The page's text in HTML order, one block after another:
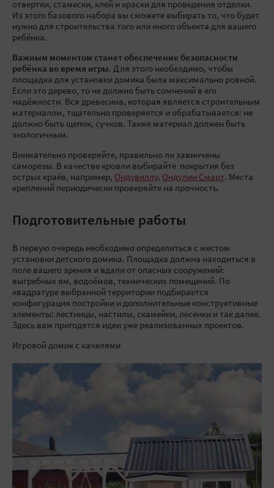
отвертки, стамески, клей и краски для проведения отделки.
Из этого базового набора вы сможете выбирать то, что будет
нужно для строительства того или иного объекта для вашего
ребёнка.
Важным моментом станет обеспечение безопасности
ребёнка во время игры. Для этого необходимо, чтобы
площадка для установки домика была максимально ровной.
Если это дерево, то не должно быть сомнений в его
надёжности. Вся древесина, которая является строительным
материалом, тщательно проверяется и обрабатывается: не
должно быть щепок, сучков. Также материал должен быть
экологичным.
Внимательно проверяйте, правильно ли завинчены
саморезы. В качестве кровли выбирайте покрытия без
острых краёв, например, Ондувиллу, Ондулин Смарт. Места
креплений периодически проверяйте на прочность.
Подготовительные работы
В первую очередь необходимо определиться с местом
установки детского домика. Площадка должна находиться в
поле вашего зрения и вдали от опасных сооружений:
выгребных ям, водоёмов, технических помещений. По
квадратуре выбранной территории подбирается
конфигурация постройки и дополнительные конструктивные
элементы: лестницы, настилы, скамейки, лесенки и так далее.
Здесь вам пригодятся идеи уже реализованных проектов.
Игровой домик с качелями